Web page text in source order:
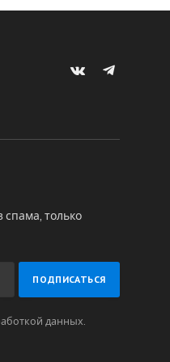
VKontakteTelegram
только
данных.